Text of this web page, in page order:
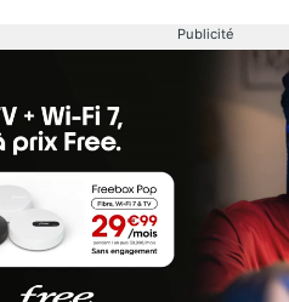
Publicité